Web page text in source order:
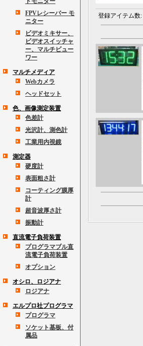
FPVレシーバー モ
ニター
ビデオミキサー、
ビデオスイッチャ
ー、マルチビュー
ワー
マルチメディア
Webカメラ
ヘッドセット
色、画像測定装置
色差計
光沢計、測色計
工業用内視鏡
測定器
硬度計
表面粗さ計
コーティング膜厚
計
超音波厚さ計
振動計
直流電子負荷装置
プログラマブル直
流電子負荷装置
オプション
オシロ、ロジアナ
ロジアナ
エルプロ社プログラマ
プログラマ
ソケット基板、付
属品
登録アイテム数: